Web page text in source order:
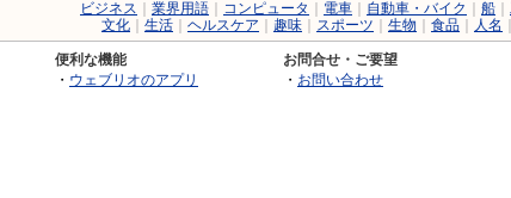
ビジネス 業界用語 コンピュータ 電車 自動車・バイク 船
文化
生活 ヘルスケア 趣味 スポーツ 生物 食品 人名
便利な機能
・ ウェブリオのアプリ
お問合せ・ご要望
・ お問い合わせ